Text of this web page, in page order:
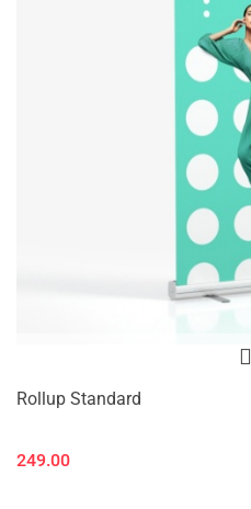
Rollup Standard
249.00